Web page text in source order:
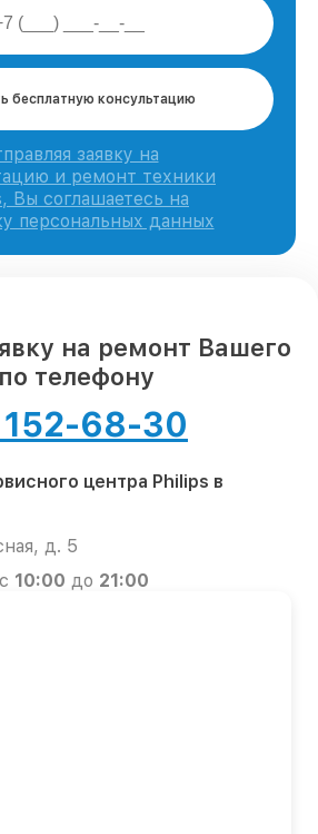
бесплатную консультацию
заявку на
и ремонт техники
Вы соглашаетесь на
персональных данных
на ремонт Вашего
телефону
68-30
центра Philips в
д. 5
с 10:00 до 21:00